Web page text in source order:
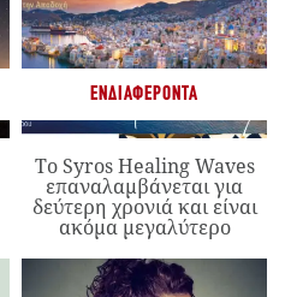
ΕΝΔΙΑΦΈΡΟΝΤΑ
Το Syros Healing Waves
επαναλαμβάνεται για
δεύτερη χρονιά και είναι
ακόμα μεγαλύτερο